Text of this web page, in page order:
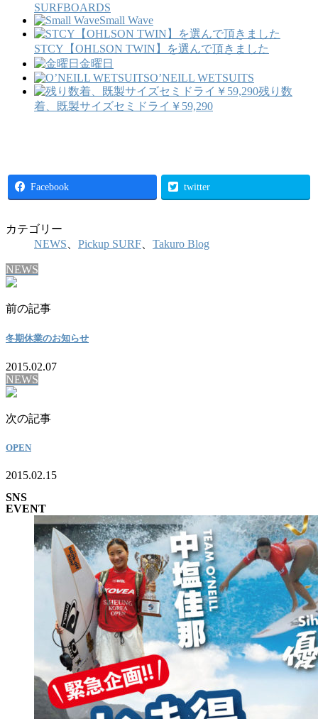
SURFBOARDS
Small Wave
STCY【OHLSON TWIN】を選んで頂きました
金曜日
O’NEILL WETSUITS
残り数
着、既製サイズセミドライ￥59,290
Facebook twitter
カテゴリー
NEWS
Pickup SURF Takuro Blog
NEWS
前の記事
冬期休業のお知らせ
2015.02.07
NEWS
次の記事
OPEN
2015.02.15
SNS
EVENT